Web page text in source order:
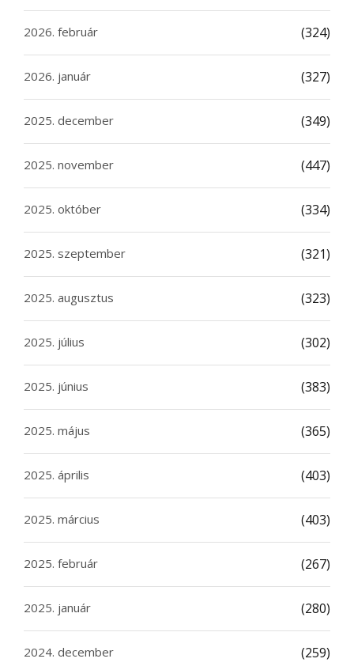
2026. február (324)
2026. január (327)
2025. december (349)
2025. november (447)
2025. október (334)
2025. szeptember (321)
2025. augusztus (323)
2025. július (302)
2025. június (383)
2025. május (365)
2025. április (403)
2025. március (403)
2025. február (267)
2025. január (280)
2024. december (259)